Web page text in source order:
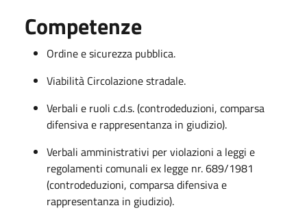
Competenze
Ordine e sicurezza pubblica.
Viabilità Circolazione stradale.
Verbali e ruoli c.d.s. (controdeduzioni, comparsa
difensiva e rappresentanza in giudizio).
Verbali amministrativi per violazioni a leggi e
regolamenti comunali ex legge nr. 689/1981
(controdeduzioni, comparsa difensiva e
rappresentanza in giudizio).